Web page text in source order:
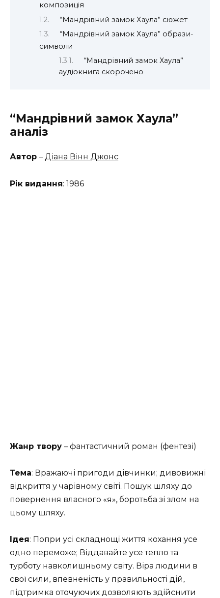
композиція
“Мандрівний замок Хаула” сюжет
“Мандрівний замок Хаула” образи-
символи
“Мандрівний замок Хаула”
аудіокнига скорочено
“Мандрівний замок Хаула”
аналіз
Автор – Діана Вінн Джонс
Рік видання: 1986
Жанр твору – фантастичний роман (фентезі)
Тема: Вражаючі пригоди дівчинки; дивовижні
відкриття у чарівному світі. Пошук шляху до
повернення власного «я», боротьба зі злом на
цьому шляху.
Ідея: Попри усі складнощі життя кохання усе
одно переможе; Віддавайте усе тепло та
турботу навколишньому світу. Віра людини в
свої сили, впевненість у правильності дій,
підтримка оточуючих дозволяють здійснити